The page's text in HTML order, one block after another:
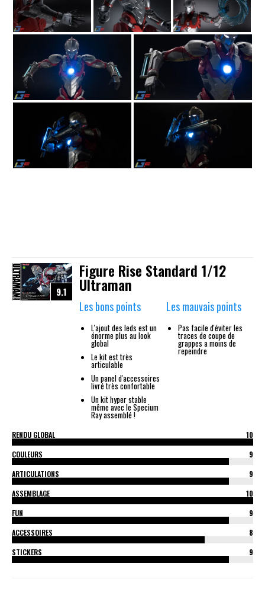
9.1
Figure Rise Standard 1/12
Ultraman
Les bons points
L'ajout des leds est un
énorme plus au look
global
Le kit est très
articulable
Un panel d'accessoires
livré très confortable
Un kit hyper stable
même avec le Specium
Ray assemblé !
Les mauvais points
Pas facile d'éviter les
traces de coupe de
grappes a moins de
repeindre
RENDU GLOBAL
10
COULEURS
9
ARTICULATIONS
9
ASSEMBLAGE
10
FUN
9
ACCESSOIRES
8
STICKERS
9